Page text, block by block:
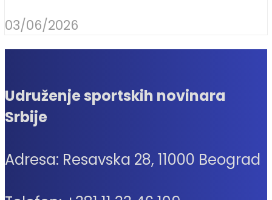
03/06/2026
Udruženje sportskih novinara
Srbije
Adresa: Resavska 28, 11000 Beograd